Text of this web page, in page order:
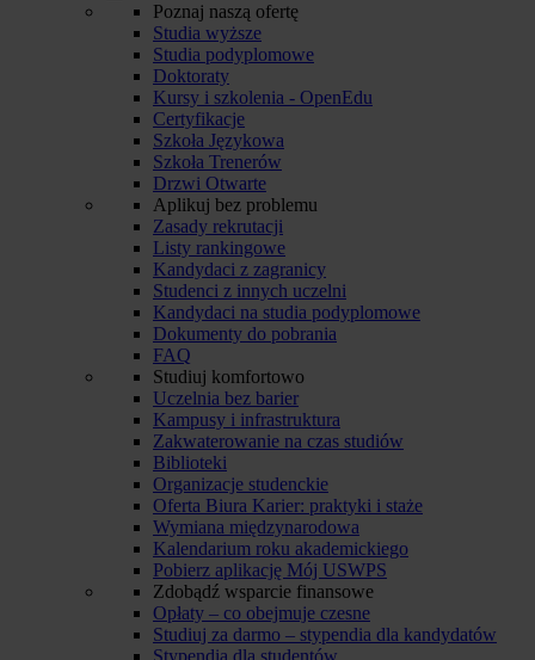
Poznaj naszą ofertę
Studia wyższe
Studia podyplomowe
Doktoraty
Kursy i szkolenia - OpenEdu
Certyfikacje
Szkoła Językowa
Szkoła Trenerów
Drzwi Otwarte
Aplikuj bez problemu
Zasady rekrutacji
Listy rankingowe
Kandydaci z zagranicy
Studenci z innych uczelni
Kandydaci na studia podyplomowe
Dokumenty do pobrania
FAQ
Studiuj komfortowo
Uczelnia bez barier
Kampusy i infrastruktura
Zakwaterowanie na czas studiów
Biblioteki
Organizacje studenckie
Oferta Biura Karier: praktyki i staże
Wymiana międzynarodowa
Kalendarium roku akademickiego
Pobierz aplikację Mój USWPS
Zdobądź wsparcie finansowe
Opłaty – co obejmuje czesne
Studiuj za darmo – stypendia dla kandydatów